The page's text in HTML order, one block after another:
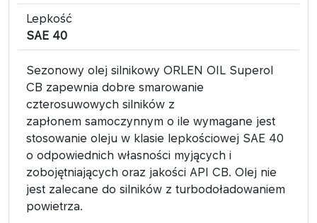
Lepkość
SAE 40
Sezonowy olej silnikowy ORLEN OIL Superol
CB zapewnia dobre smarowanie
czterosuwowych silników z
zapłonem samoczynnym o ile wymagane jest
stosowanie oleju w klasie lepkościowej SAE 40
o odpowiednich własności myjących i
zobojętniających oraz jakości API CB. Olej nie
jest zalecane do silników z turbodoładowaniem
powietrza.